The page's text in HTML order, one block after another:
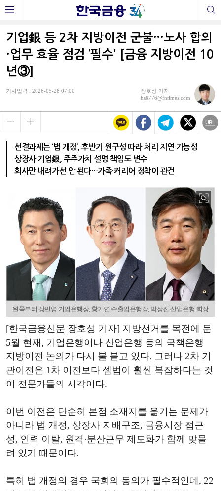
기업銀 등 2차 지방이전 군불…노사 합의
·업무 효율 점검 ’필수' [금융 지방이전 10
년③]
기사입력 : 2026-05-28 07:00
장호성 기자
hs6776@fntimes.com
선결과제는 ‘법 개정’, 후반기 원구성 따라 처리 지연 가능성
상장사 기업銀, 주주가치 설명 책임도 변수
회사만 내려가선 안 된다…가족·커리어 정착이 관건
왼쪽부터 장민영 기업은행장, 황기연 수출입은행장, 박상진 산업은행 회장
[한국금융신문 장호성 기자] 지방선거를 목전에 둔
5월 현재, 기업은행이나 산업은행 등의 국책은행
지방이전 논의가 다시 불 붙고 있다. 그러나 2차 기
관이전은 1차 이전보다 셈법이 훨씬 복잡하다는 것
이 전문가들의 시각이다.
이번 이전은 단순히 본점 소재지를 옮기는 문제가
아니라 법 개정, 상장사 지배구조, 금융시장 접근
성, 인력 이탈, 원격·분산근무 제도화가 함께 맞물
려 있기 때문이다.
특히 법 개정의 경우 국회의 동의가 필수적인데, 22